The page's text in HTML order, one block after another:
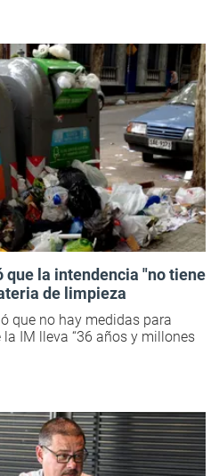
que la intendencia "no tiene
de limpieza
que no hay medidas para
IM lleva “36 años y millones